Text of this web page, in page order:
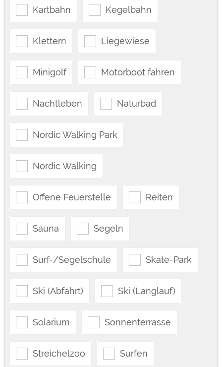
Kartbahn Kegelbahn
Klettern Liegewiese
Minigolf Motorboot fahren
Nachtleben Naturbad
Nordic Walking Park
Nordic Walking
Offene Feuerstelle Reiten
Sauna Segeln
Surf-/Segelschule Skate-Park
Ski (Abfahrt) Ski (Langlauf)
Solarium Sonnenterrasse
Streichelzoo Surfen